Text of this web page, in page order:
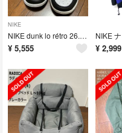
NIKE
NIKE dunk lo rétro 26.5 着用3回
¥ 5,555 ¥ 2,999